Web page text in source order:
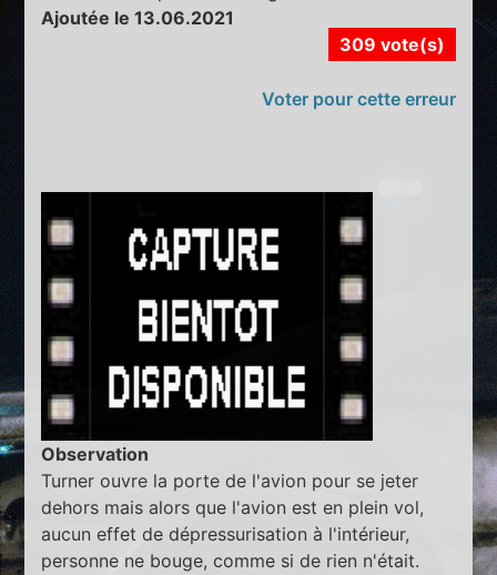
Ajoutée le 13.06.2021
309 vote(s)
Voter pour cette erreur
Observation
Turner ouvre la porte de l'avion pour se jeter
dehors mais alors que l'avion est en plein vol,
aucun effet de dépressurisation à l'intérieur,
personne ne bouge, comme si de rien n'était.